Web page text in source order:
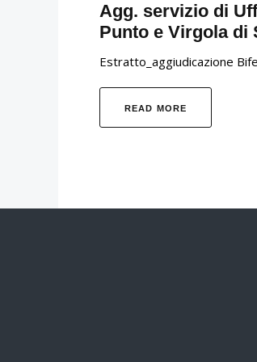
Agg. servizio di
Punto e Virgola di
Estratto_aggiudicazione
READ MORE